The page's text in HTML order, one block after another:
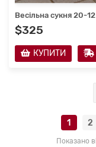
Весільна сукня 20-12
$325
КУПИТИ
1 2
Показано